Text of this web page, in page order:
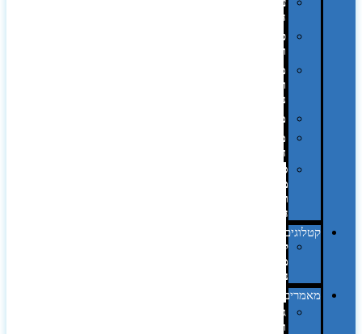
השולחן…
פינוק
וספא
מזוודות
ותיקי
נסיעות
מטריות
מוצרי
חוף
סביבת
מחשב
וציוד
היקפי
קטלוגים
קטלוג
מוצרי
נייר
מאמרים
גימורים
והשבחות